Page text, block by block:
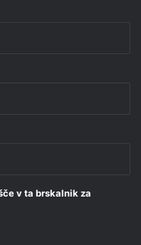
v ta brskalnik za